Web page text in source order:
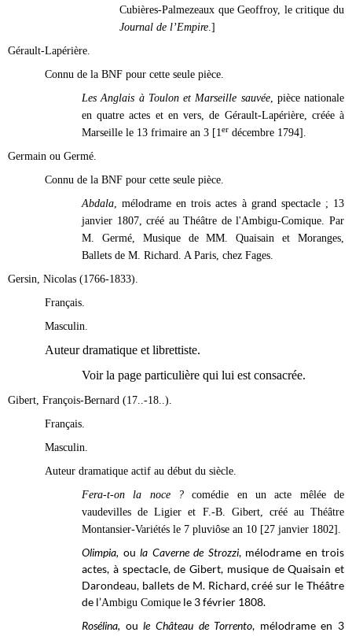
Cubières-Palmezeaux que Geoffroy, le critique du
Journal de l’Empire.]
Gérault-Lapérière.
Connu de la BNF pour cette seule pièce.
Les Anglais à Toulon et Marseille sauvée, pièce nationale
en quatre actes et en vers, de Gérault-Lapérière, créée à
Marseille le 13 frimaire an 3 [1er décembre 1794].
Germain ou Germé.
Connu de la BNF pour cette seule pièce.
Abdala,mélodrame en trois actes à grand spectacle ; 13
janvier 1807, créé au Théâtre de l'Ambigu-Comique. Par
M. Germé, Musique de MM. Quaisain et Moranges,
Ballets de M. Richard. A Paris, chez Fages.
Gersin, Nicolas (1766-1833).
Français.
Masculin.
Auteur dramatique et librettiste.
Voir la page particulière qui lui est consacrée.
Gibert, François-Bernard (17..-18..).
Français.
Masculin.
Auteur dramatique actif au début du siècle.
Fera-t-on la noce ? comédie en un acte mêlée de
vaudevilles de Ligier et F.-B. Gibert, créé au Théâtre
Montansier-Variétés le 7 pluviôse an 10 [27 janvier 1802].
Olimpia, ou la Caverne de Strozzi, mélodrame en trois
actes, à spectacle, de Gibert, musique de Quaisain et
Darondeau, ballets de M. Richard, créé sur le Théâtre
de l’Ambigu Comique le 3 février 1808.
Rosélina, ou le Château de Torrento, mélodrame en 3